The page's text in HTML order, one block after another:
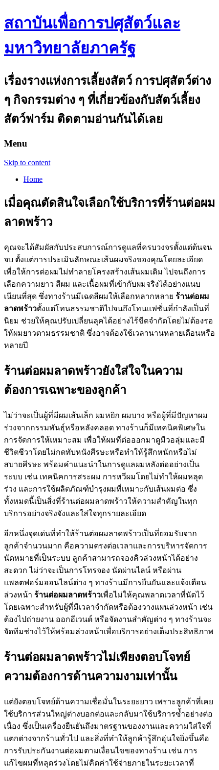
สถาบันเพื่อการปศุสัตว์และ
มหาวิทยาลัยภาครัฐ
เรื่องรางแห่งการเลี้ยงสัตว์ การปศุสัตว์ต่าง
ๆ กิจกรรมต่าง ๆ ที่เกี่ยวข้องกับสัตว์เลี้ยง
สัตว์ฟาร์ม ติดตามอ่านกันได้เลย
Menu
Skip to content
Home
เมื่อคุณตัดสินใจเลือกใช้บริการที่ร้านต่อผม
ลาดพร้าว
คุณจะได้สัมผัสกับประสบการณ์การดูแลที่ครบวงจรตั้งแต่ต้นจน
จบ ตั้งแต่การประเมินลักษณะเส้นผมจริงของคุณโดยละเอียด
เพื่อให้การต่อผมไม่ทำลายโครงสร้างเส้นผมเดิม ไปจนถึงการ
เลือกความยาว สีผม และเนื้อผมที่เข้ากับผมจริงได้อย่างแนบ
เนียนที่สุด ซึ่งทางร้านมีเฉดสีผมให้เลือกหลากหลาย ร้านต่อผม
ลาดพร้าวตั้งแต่โทนธรรมชาติไปจนถึงโทนแฟชั่นที่กำลังเป็นที่
นิยม ช่วยให้คุณปรับเปลี่ยนลุคได้อย่างไร้ขีดจำกัดโดยไม่ต้องรอ
ให้ผมยาวตามธรรมชาติ ซึ่งอาจต้องใช้เวลานานหลายเดือนหรือ
หลายปี
ร้านต่อผมลาดพร้าวยังใส่ใจในความ
ต้องการเฉพาะของลูกค้า
ไม่ว่าจะเป็นผู้ที่มีผมเส้นเล็ก ผมหยิก ผมบาง หรือผู้ที่มีปัญหาผม
ร่วงจากกรรมพันธุ์หรือหลังคลอด ทางร้านก็มีเทคนิคพิเศษใน
การจัดการให้เหมาะสม เพื่อให้ผมที่ต่อออกมาดูมีวอลุ่มและมี
ชีวิตชีวาโดยไม่กดทับหนังศีรษะหรือทำให้รู้สึกหนักหรือไม่
สบายศีรษะ พร้อมคำแนะนำในการดูแลผมหลังต่ออย่างเป็น
ระบบ เช่น เทคนิคการสระผม การหวีผมโดยไม่ทำให้ผมหลุด
ร่วง และการใช้ผลิตภัณฑ์บำรุงผมที่เหมาะกับเส้นผมต่อ ซึ่ง
ทั้งหมดนี้เป็นสิ่งที่ร้านต่อผมลาดพร้าวให้ความสำคัญในทุก
บริการอย่างจริงจังและใส่ใจทุกรายละเอียด
อีกหนึ่งจุดเด่นที่ทำให้ร้านต่อผมลาดพร้าวเป็นที่ยอมรับจาก
ลูกค้าจำนวนมาก คือความตรงต่อเวลาและการบริหารจัดการ
นัดหมายที่เป็นระบบ ลูกค้าสามารถจองคิวล่วงหน้าได้อย่าง
สะดวก ไม่ว่าจะเป็นการโทรจอง นัดผ่านไลน์ หรือผ่าน
แพลตฟอร์มออนไลน์ต่าง ๆ ทางร้านมีการยืนยันและแจ้งเตือน
ล่วงหน้า ร้านต่อผมลาดพร้าวเพื่อไม่ให้คุณพลาดเวลาที่นัดไว้
โดยเฉพาะสำหรับผู้ที่มีเวลาจำกัดหรือต้องวางแผนล่วงหน้า เช่น
ต้องไปถ่ายงาน ออกอีเวนต์ หรือจัดงานสำคัญต่าง ๆ ทางร้านจะ
จัดทีมช่างไว้ให้พร้อมล่วงหน้าเพื่อบริการอย่างเต็มประสิทธิภาพ
ร้านต่อผมลาดพร้าวไม่เพียงตอบโจทย์
ความต้องการด้านความงามเท่านั้น
แต่ยังตอบโจทย์ด้านความเชื่อมั่นในระยะยาว เพราะลูกค้าที่เคย
ใช้บริการส่วนใหญ่ต่างบอกต่อและกลับมาใช้บริการซ้ำอย่างต่อ
เนื่อง ซึ่งเป็นเครื่องยืนยันถึงมาตรฐานของงานและความใส่ใจที่
แตกต่างจากร้านทั่วไป และสิ่งที่ทำให้ลูกค้ารู้สึกอุ่นใจยิ่งขึ้นคือ
การรับประกันงานต่อผมตามเงื่อนไขของทางร้าน เช่น การ
แก้ไขผมที่หลุดร่วงโดยไม่คิดค่าใช้จ่ายภายในระยะเวลาที่